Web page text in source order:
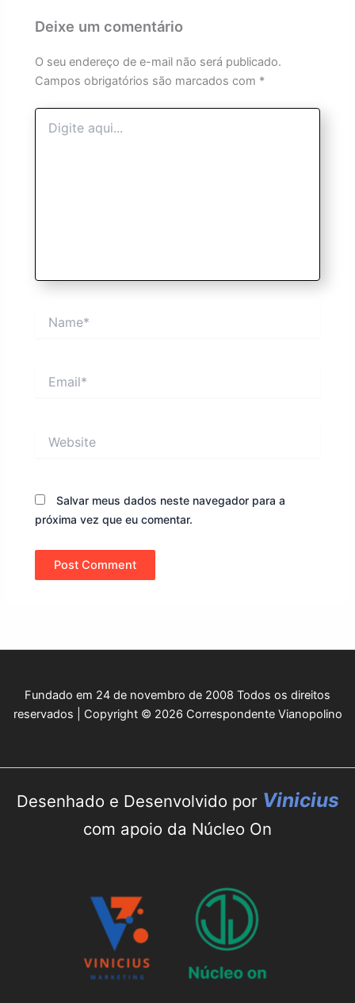
Deixe um comentário
O seu endereço de e-mail não será publicado.
Campos obrigatórios são marcados com *
Digite
aqui...
Salvar meus dados neste navegador para a
próxima vez que eu comentar.
Fundado em 24 de novembro de 2008 Todos os direitos
reservados | Copyright © 2026 Correspondente Vianopolino
Desenhado e Desenvolvido por Vinicius
com apoio da Núcleo On